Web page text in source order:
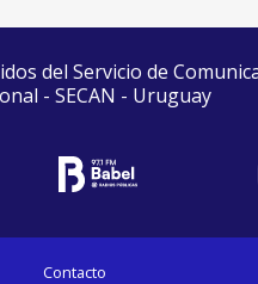
del Servicio de
- SECAN - Uruguay
Contacto